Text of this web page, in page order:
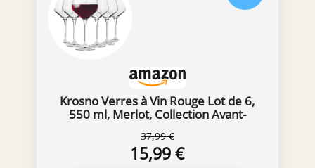
déposée à l’INPI : Klein 54120 Baccarat France
La Maison Klein l'Artisan du Cristal fait
perdurer une fabrication et un savoir-faire
remontant au 18ème siècle.
Krosno Verres à Vin Rouge Lot de 6,
550 ml, Merlot, Collection Avant-
37,99 €
15,99 €